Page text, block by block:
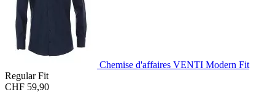
Chemise d'affaires VENTI Modern Fit
Regular Fit
CHF 59,90